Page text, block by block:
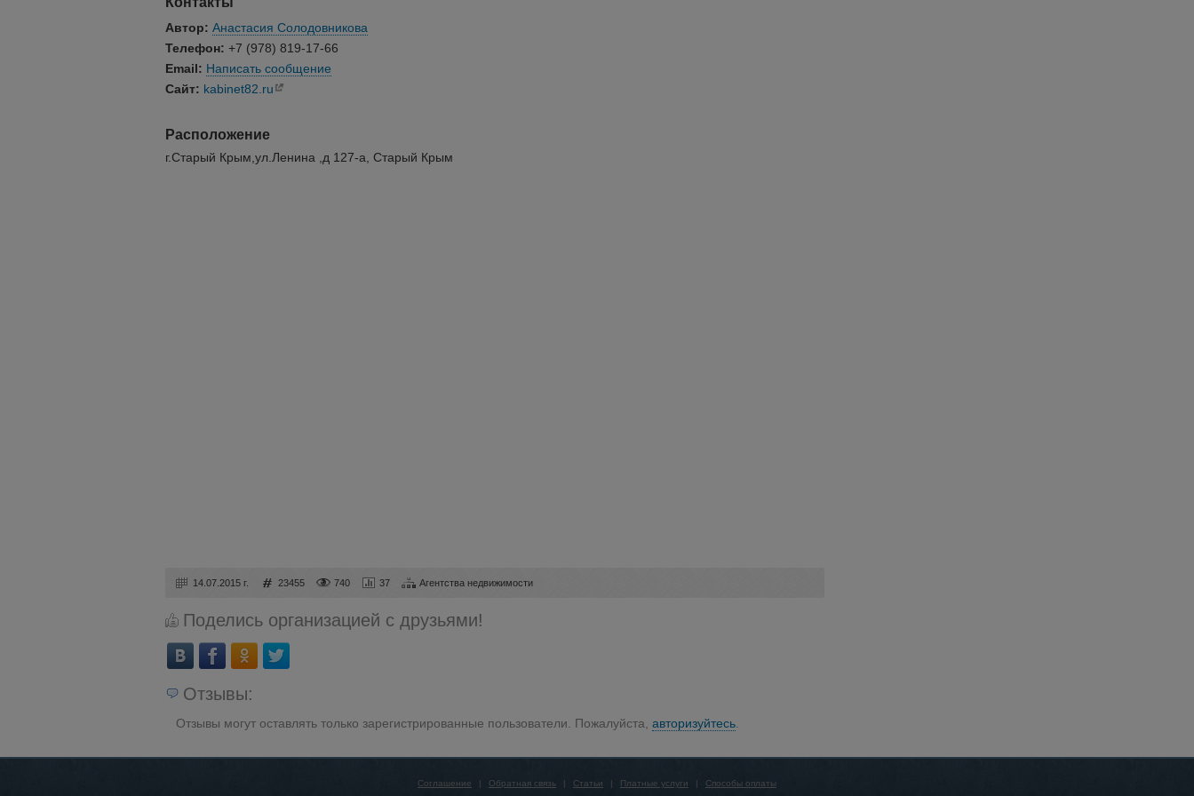
Автор: Анастасия Солодовникова
Телефон: +7 (978) 819-17-66
Email: Написать сообщение
Сайт: kabinet82.ru
Расположение
г.Старый Крым,ул.Ленина ,д 127-а, Старый Крым
14.07.2015 г. 23455 740 37 Агентства недвижимости
Поделись организацией с друзьями!
Отзывы:
Отзывы могут оставлять только зарегистрированные пользователи. Пожалуйста, авторизуйтесь.
Соглашение | Обратная связь | Статьи | Платные услуги | Способы оплаты